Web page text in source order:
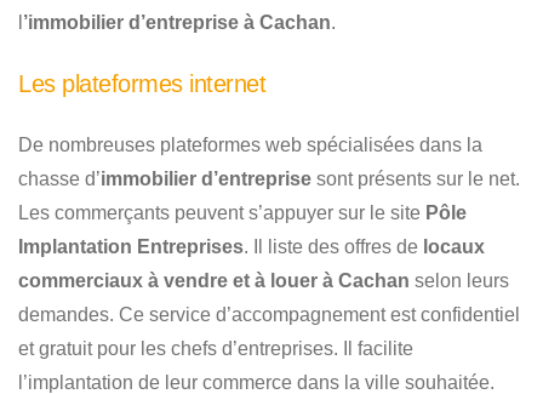
’immobilier d’entreprise à Cachan.
Les plateformes internet
De nombreuses plateformes web spécialisées dans la
chasse d’immobilier d’entreprise sont présents sur le net.
Les commerçants peuvent s’appuyer sur le site Pôle
Implantation Entreprises. Il liste des offres de locaux
commerciaux à vendre et à louer à Cachan selon leurs
demandes. Ce service d’accompagnement est confidentiel
et gratuit pour les chefs d’entreprises. Il facilite
l’implantation de leur commerce dans la ville souhaitée.